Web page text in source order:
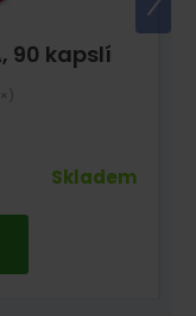
90 kapslí
Skladem